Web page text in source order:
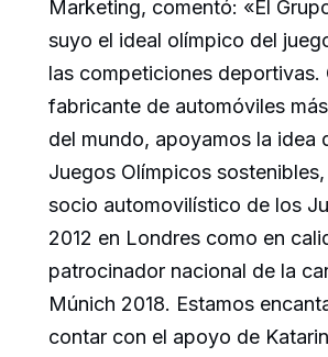
Marketing, comentó: «El
suyo el ideal olímpico del
las competiciones deportivas.
fabricante de automóviles
del mundo, apoyamos la idea
Juegos Olímpicos
socio automovilístico de los
2012 en Londres como en
patrocinador nacional de la
Múnich 2018. Estamos
contar con el apoyo de